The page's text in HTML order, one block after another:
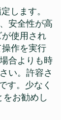
します。
安全性が高
使用され
作を実行
合よりも時
い。許容さ
す。少なく
お勧めし